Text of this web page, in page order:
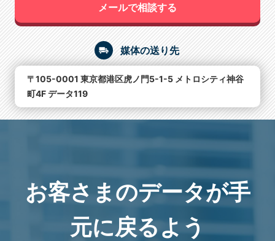
メールで相談する
媒体の送り先
〒105-0001 東京都港区虎ノ門5-1-5 メトロシティ神谷
町4F データ119
お客さまのデータが手
元に戻るよう